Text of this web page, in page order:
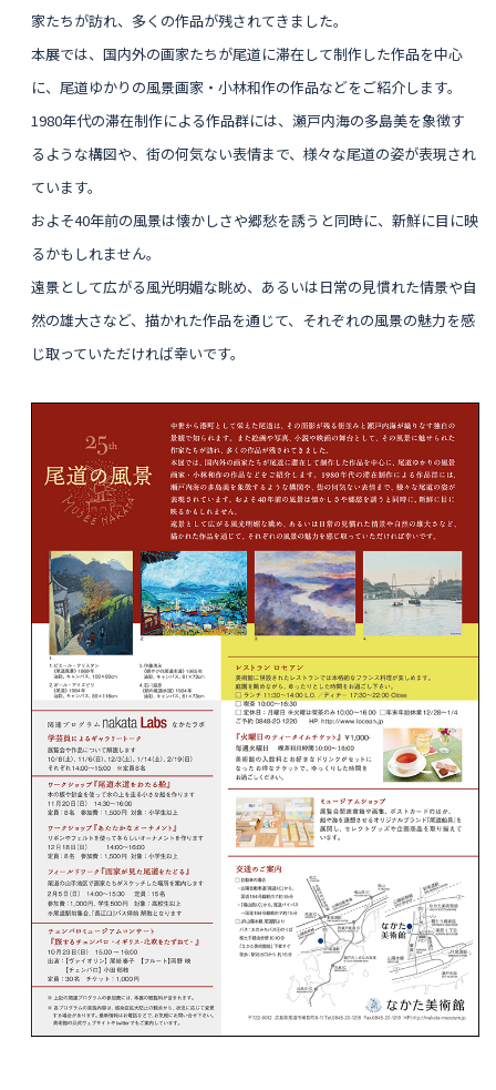
家たちが訪れ、多くの作品が残されてきました。
本展では、国内外の画家たちが尾道に滞在して制作した作品を中心
に、尾道ゆかりの風景画家・小林和作の作品などをご紹介します。
1980年代の滞在制作による作品群には、瀬戸内海の多島美を象徴す
るような構図や、街の何気ない表情まで、様々な尾道の姿が表現され
ています。
およそ40年前の風景は懐かしさや郷愁を誘うと同時に、新鮮に目に映
るかもしれません。
遠景として広がる風光明媚な眺め、あるいは日常の見慣れた情景や自
然の雄大さなど、描かれた作品を通じて、それぞれの風景の魅力を感
じ取っていただければ幸いです。